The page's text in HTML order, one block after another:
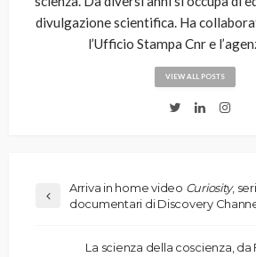
divulgazione scientifica. Ha
l’Ufficio Stampa Cnr e
VIEW ALL POSTS
Arriva in home video Curiosity,
documentari di Discovery
La scienza della coscienza, da